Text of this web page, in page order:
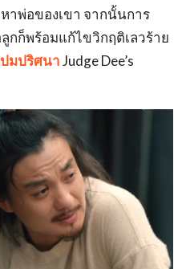
าพ่อของเขา จากนั้นการ
กก็พร้อมแก้ไขวิกฤติเลวร้าย
มปริศนาJudge Dee’s